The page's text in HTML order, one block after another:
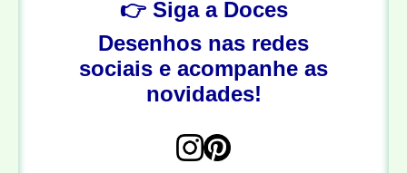
👉 Siga a Doces
Desenhos nas redes
sociais e acompanhe as
novidades!